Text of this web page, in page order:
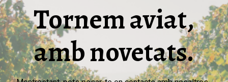
Tornem aviat,
amb novetats.